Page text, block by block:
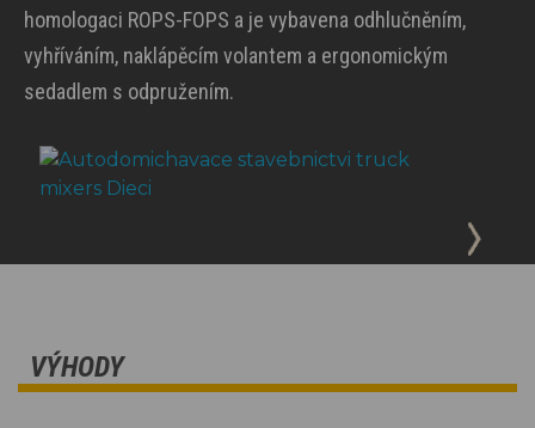
homologaci ROPS-FOPS a je vybavena odhlučněním,
vyhříváním, naklápěcím volantem a ergonomickým
sedadlem s odpružením.
VÝHODY